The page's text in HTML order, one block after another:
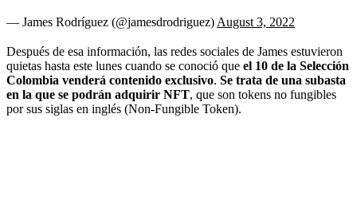
— James Rodríguez (@jamesdrodriguez) August 3, 2022
Después de esa información, las redes sociales de James estuvieron
quietas hasta este lunes cuando se conoció que el 10 de la Selección
Colombia venderá contenido exclusivo. Se trata de una subasta
en la que se podrán adquirir NFT, que son tokens no fungibles
por sus siglas en inglés (Non-Fungible Token).